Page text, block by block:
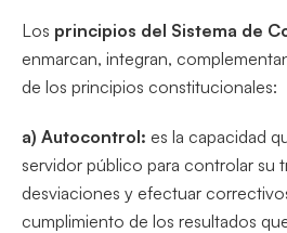
Los principios del Sistema de
enmarcan, integran,
de los principios constitucionales:
a) Autocontrol: es la capacidad
servidor público para controlar su
desviaciones y efectuar
cumplimiento de los resultados